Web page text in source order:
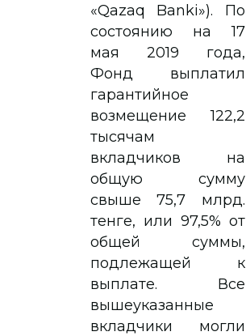
«Qazaq Banki»). По
состоянию на 17
мая 2019 года,
Фонд выплатил
гарантийное
возмещение 122,2
тысячам
вкладчиков на
общую сумму
свыше 75,7 млрд.
тенге, или 97,5% от
общей суммы,
подлежащей к
выплате. Все
вышеуказанные
вкладчики могли